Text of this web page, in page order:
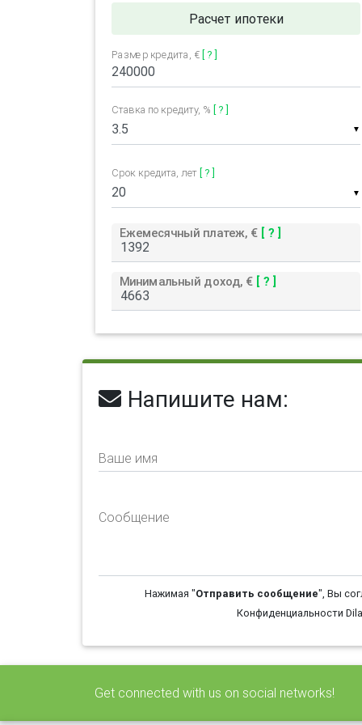
Расчет ипотеки
Размер кредита, € [ ? ]
▼
Ставка по кредиту, % [ ? ]
▼
Срок кредита, лет [ ? ]
Ежемесячный платеж, € [ ? ]
Минимальный доход, € [ ? ]
Напишите нам:
Ваше имя
Сообщение
Нажимая "Отправить сообщение", Вы
Конфиденциальности
Get connected with us on social networks!